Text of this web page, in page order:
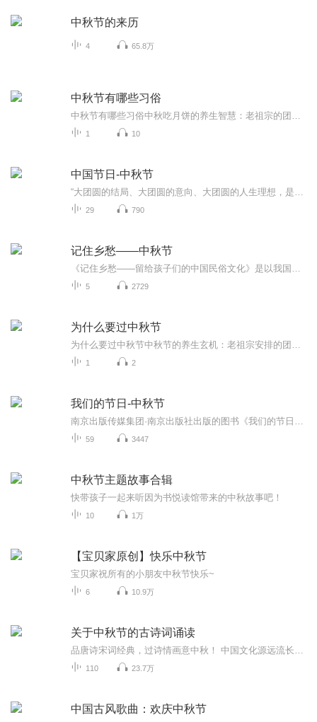
中秋节的来历
4 65.8万
中秋节有哪些习俗
1 10
中国节日-中秋节
29 790
记住乡愁——中秋节
5 2729
为什么要过中秋节
1 2
我们的节日-中秋节
59 3447
中秋节主题故事合辑
快带孩子一起来听因为书悦读馆带来的中秋故事吧！
10 1万
【宝贝家原创】快乐中秋节
宝贝家祝所有的小朋友中秋节快乐~
6 10.9万
关于中秋节的古诗词诵读
110 23.7万
中国古风歌曲：欢庆中秋节